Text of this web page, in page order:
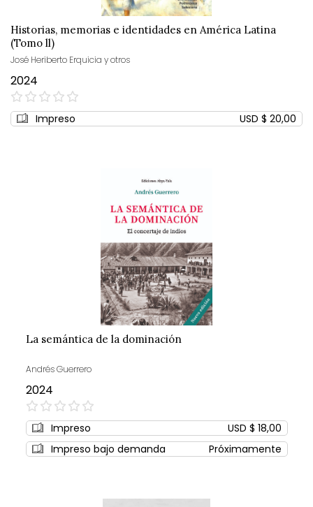
Historias, memorias e identidades en América Latina
(Tomo ll)
José Heriberto Erquicia y otros
2024
0%
Impreso USD $ 20,00
La semántica de la dominación
Andrés Guerrero
2024
0%
Impreso
USD $ 18,00
Impreso bajo demanda
Próximamente